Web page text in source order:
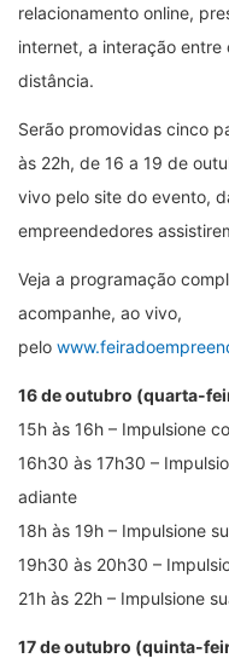
relacionamento online,
internet, a interação entre
distância.
Serão promovidas cinco
às 22h, de 16 a 19 de
vivo pelo site do evento,
empreendedores
Veja a programação
acompanhe, ao vivo,
pelo
16 de outubro (quarta-
15h às 16h – Impulsione
16h30 às 17h30 –
adiante
18h às 19h – Impulsione
19h30 às 20h30 –
21h às 22h – Impulsione
17 de outubro (quinta-